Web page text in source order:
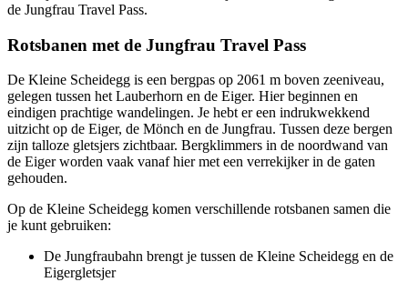
de Jungfrau Travel Pass.
Rotsbanen met de Jungfrau Travel Pass
De Kleine Scheidegg is een bergpas op 2061 m boven zeeniveau,
gelegen tussen het Lauberhorn en de Eiger. Hier beginnen en
eindigen prachtige wandelingen. Je hebt er een indrukwekkend
uitzicht op de Eiger, de Mönch en de Jungfrau. Tussen deze bergen
zijn talloze gletsjers zichtbaar. Bergklimmers in de noordwand van
de Eiger worden vaak vanaf hier met een verrekijker in de gaten
gehouden.
Op de Kleine Scheidegg komen verschillende rotsbanen samen die
je kunt gebruiken:
De Jungfraubahn brengt je tussen de Kleine Scheidegg en de
Eigergletsjer